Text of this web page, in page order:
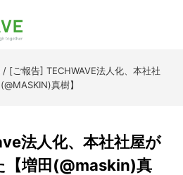
/ [ご報告] TECHWAVE法人化、本社社
真樹】
法人化、本社社屋が
【増田(@maskin)真
ワード
テレワーク